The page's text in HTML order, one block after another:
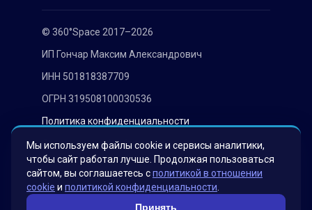
© 360°Space 2017–2026
ИП Гончар Максим Александрович
ИНН 501818387709
ОГРН 319508100030536
Политика конфиденциальности
Согласие на обработку персональных данных
Мы используем файлы cookie и сервисы аналитики,
чтобы сайт работал лучше. Продолжая пользоваться
сайтом, вы соглашаетесь сполитикой в отношении
cookie и политикой конфиденциальности
Принять